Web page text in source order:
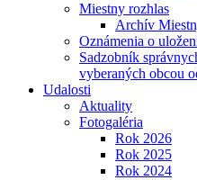
Miestny rozhlas
Archív
Oznámenia o
Sadzobník
vyberaných obcou
Udalosti
Aktuality
Fotogaléria
Rok 2026
Rok 2025
Rok 2024